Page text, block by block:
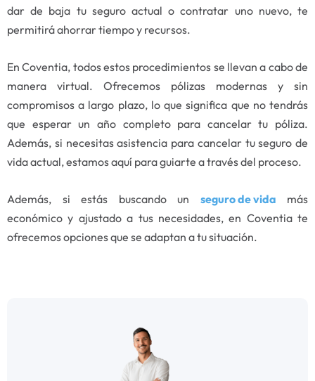
dar de baja tu seguro actual o contratar uno nuevo, te
permitirá ahorrar tiempo y recursos.
En Coventia, todos estos procedimientos se llevan a cabo de
manera virtual. Ofrecemos pólizas modernas y sin
compromisos a largo plazo, lo que significa que no tendrás
que esperar un año completo para cancelar tu póliza.
Además, si necesitas asistencia para cancelar tu seguro de
vida actual, estamos aquí para guiarte a través del proceso.
Además, si estás buscando un seguro de vida más
económico y ajustado a tus necesidades, en Coventia te
ofrecemos opciones que se adaptan a tu situación.